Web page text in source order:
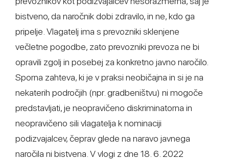
bistveno, da naročnik dobi zdravilo, in ne, kdo ga
pripelje. Vlagatelj ima s prevozniki sklenjene
večletne pogodbe, zato prevozniki prevoza ne bi
opravili zgolj in posebej za konkretno javno naročilo.
Sporna zahteva, ki je v praksi neobičajna in si je na
nekaterih področjih (npr. gradbeništvu) ni mogoče
predstavljati, je neopravičeno diskriminatorna in
neopravičeno sili vlagatelja k nominaciji
podizvajalcev, čeprav glede na naravo javnega
naročila ni bistvena. V vlogi z dne 18. 6. 2022